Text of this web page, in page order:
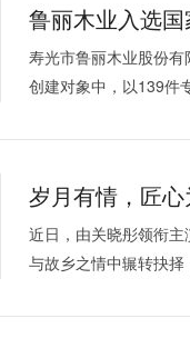
鲁丽木业入选
寿光市鲁丽木业股份
创建对象中，以139件
岁月有情，匠
近日，由关晓彤领衔
与故乡之情中辗转抉择